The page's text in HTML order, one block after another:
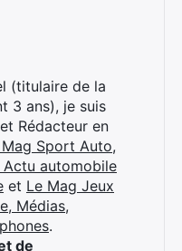
(titulaire de la
3 ans), je suis
Rédacteur en
Mag Sport Auto,
automobile
et Le Mag Jeux
Médias,
.
de